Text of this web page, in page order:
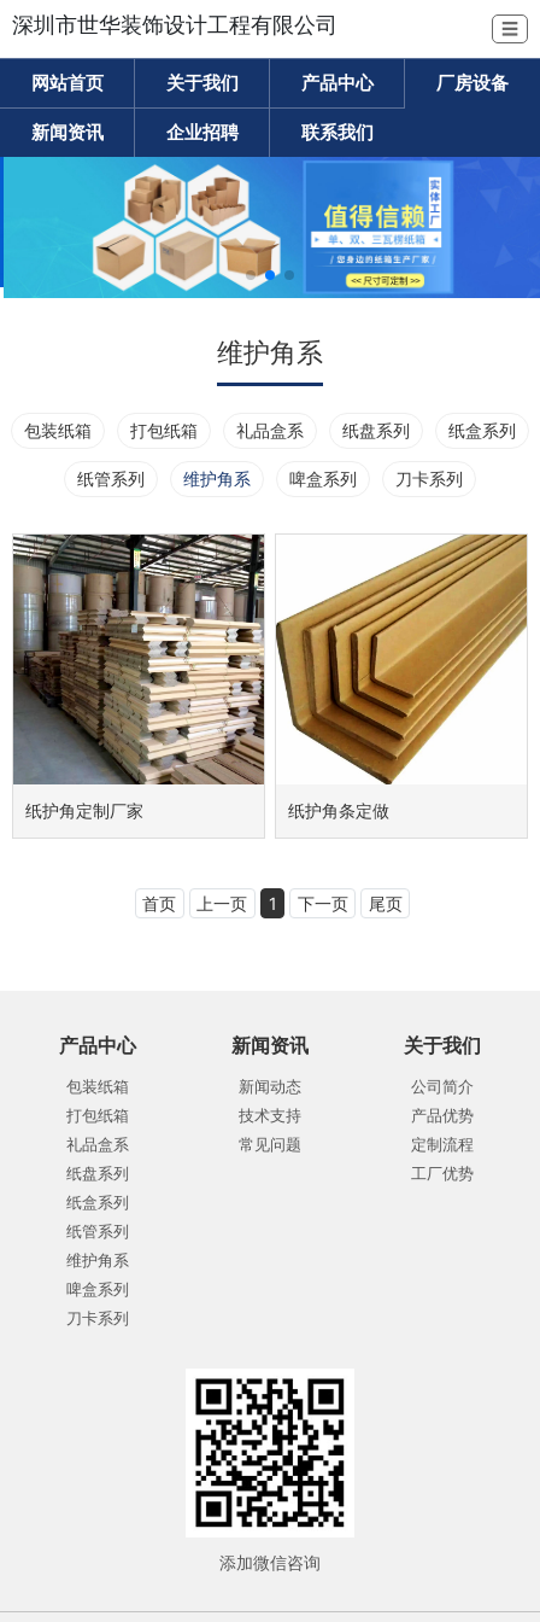
深圳市世华装饰设计工程有限公司 ☰
网站首页 关于我们 产品中心 厂房设备
新闻资讯 企业招聘 联系我们
维护角系
包装纸箱 打包纸箱 礼品盒系 纸盘系列 纸盒系列
纸管系列 维护角系 啤盒系列 刀卡系列
纸护角定制厂家 纸护角条定做
首页 上一页 1 下一页 尾页
产品中心
包装纸箱
打包纸箱
礼品盒系
纸盘系列
纸盒系列
纸管系列
维护角系
啤盒系列
刀卡系列
新闻资讯
新闻动态
技术支持
常见问题
关于我们
公司简介
产品优势
定制流程
工厂优势
添加微信咨询